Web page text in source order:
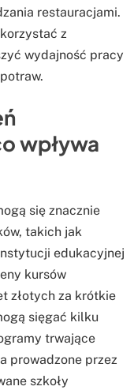
restauracjami.
z
wydajność pracy
wpływa
się znacznie
takich jak
edukacyjnej
kursów
złotych za krótkie
sięgać kilku
trwające
prowadzone przez
szkoły